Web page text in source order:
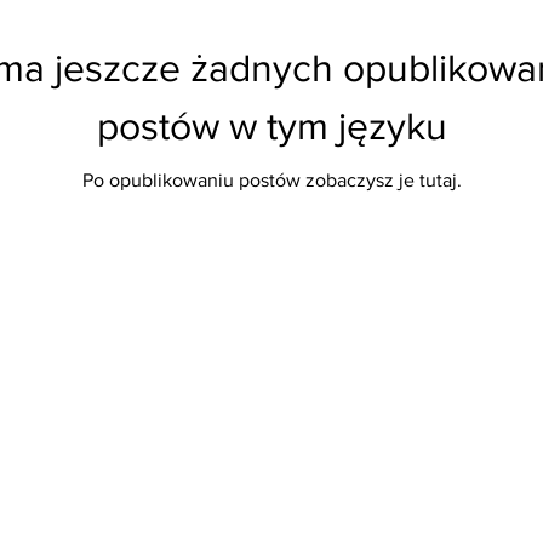
jeszcze żadnych
postów w tym języku
Po opublikowaniu postów zobaczysz je tutaj.